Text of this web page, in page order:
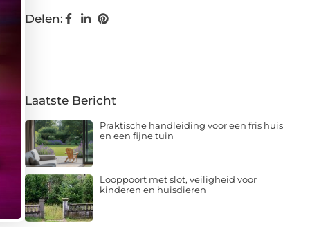
Delen:
Laatste Bericht
Praktische handleiding voor een fris huis
en een fijne tuin
Looppoort met slot, veiligheid voor
kinderen en huisdieren